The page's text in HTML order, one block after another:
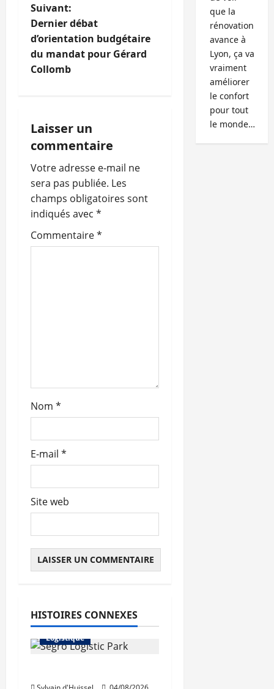
i
g
a
i
o
n
d
’
l
e
Suivant:
Dernier débat
d’orientation budgétaire
du mandat pour Gérard
Collomb
Laisser un
commentaire
Votre adresse e-mail ne
sera pas publiée. Les
champs obligatoires sont
indiqués avec *
Commentaire*
Nom *
E-mail *
Site web
HISTOIRES CONNEXES
Immo d'entreprise
Logistique
que la
rénovation
avance à
Lyon, ça va
vraiment
améliorer
le confort
pour tout
le monde…